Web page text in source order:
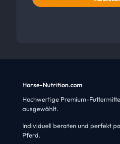
Horse-Nutrition.com
Hochwertige Premium-
ausgewählt.
Individuell beraten und perfekt
Pferd.